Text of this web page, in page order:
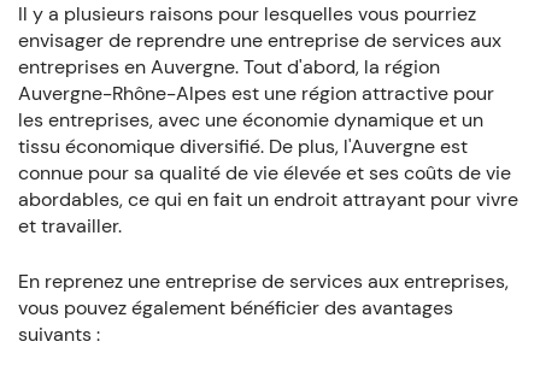
Il y a plusieurs raisons pour lesquelles vous pourriez
envisager de reprendre une entreprise de services aux
entreprises en Auvergne. Tout d'abord, la région
Auvergne-Rhône-Alpes est une région attractive pour
les entreprises, avec une économie dynamique et un
tissu économique diversifié. De plus, l'Auvergne est
connue pour sa qualité de vie élevée et ses coûts de vie
abordables, ce qui en fait un endroit attrayant pour vivre
et travailler.
En reprenez une entreprise de services aux entreprises,
vous pouvez également bénéficier des avantages
suivants :